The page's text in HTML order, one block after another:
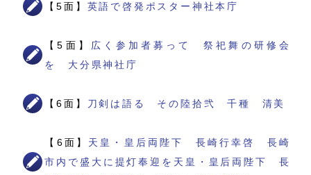
【5面】 英語で啓発ポスター神社本庁
【5面】 広く参加者募って 祭祀舞の研修会
を 大分県神社庁
【6面】 刀剣は語る その陸拾弐 千種 清美
【6面】 天皇・皇后両陛下 長崎行幸啓 長崎
市内で盛大に提灯奉迎を天皇・皇后両陛下 長